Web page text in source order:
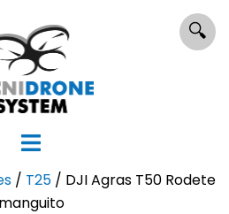
🔍
/ T25 / DJI Agras T50 Rodete